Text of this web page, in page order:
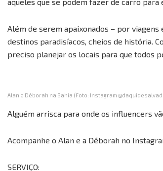
Além de serem apaixonados – por
destinos paradisíacos, cheios de história.
preciso planejar os locais para que todos
Alan e Déborah na Bahia (Foto: Instagram
Alguém arrisca para onde os influencers
Acompanhe o Alan e a Déborah no
SERVIÇO: